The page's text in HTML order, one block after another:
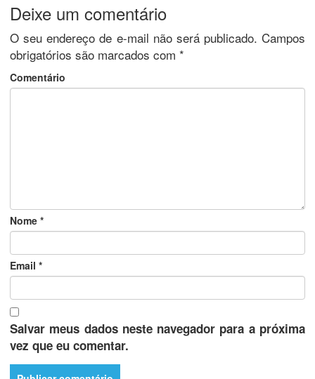
Deixe um comentário
O seu endereço de e-mail não será publicado. Campos
obrigatórios são marcados com *
Comentário
Nome *
Email *
Salvar meus dados neste navegador para a próxima
vez que eu comentar.